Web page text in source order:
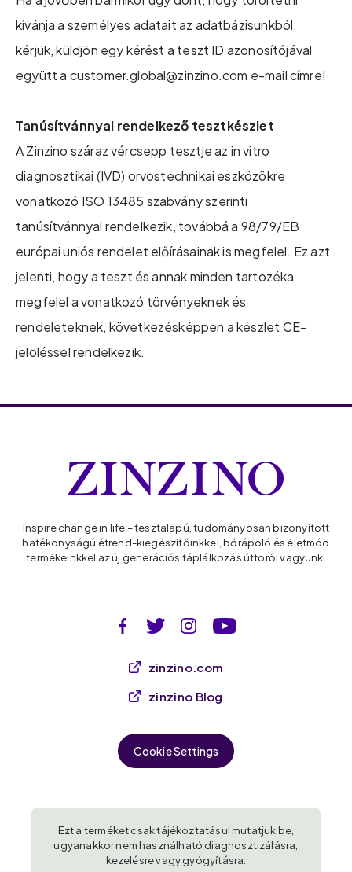
kívánja a személyes adatait az adatbázisunkból,
kérjük, küldjön egy kérést a teszt ID azonosítójával
együtt a customer.global@zinzino.com e-mail címre!
Tanúsítvánnyal rendelkező tesztkészlet
A Zinzino száraz vércsepp tesztje az in vitro
diagnosztikai (IVD) orvostechnikai eszközökre
vonatkozó ISO 13485 szabvány szerinti
tanúsítvánnyal rendelkezik, továbbá a 98/79/EB
európai uniós rendelet előírásainak is megfelel. Ez azt
jelenti, hogy a teszt és annak minden tartozéka
megfelel a vonatkozó törvényeknek és
rendeleteknek, következésképpen a készlet CE-
jelöléssel rendelkezik.
Inspire change in life – tesztalapú, tudományosan bizonyított
hatékonyságú étrend-kiegészítőinkkel, bőrápoló és életmód
termékeinkkel az új generációs táplálkozás úttörői vagyunk.
zinzino.com
zinzino Blog
Cookie Settings
Ezt a terméket csak tájékoztatásul mutatjuk be,
ugyanakkor nem használható diagnosztizálásra,
kezelésre vagy gyógyításra.